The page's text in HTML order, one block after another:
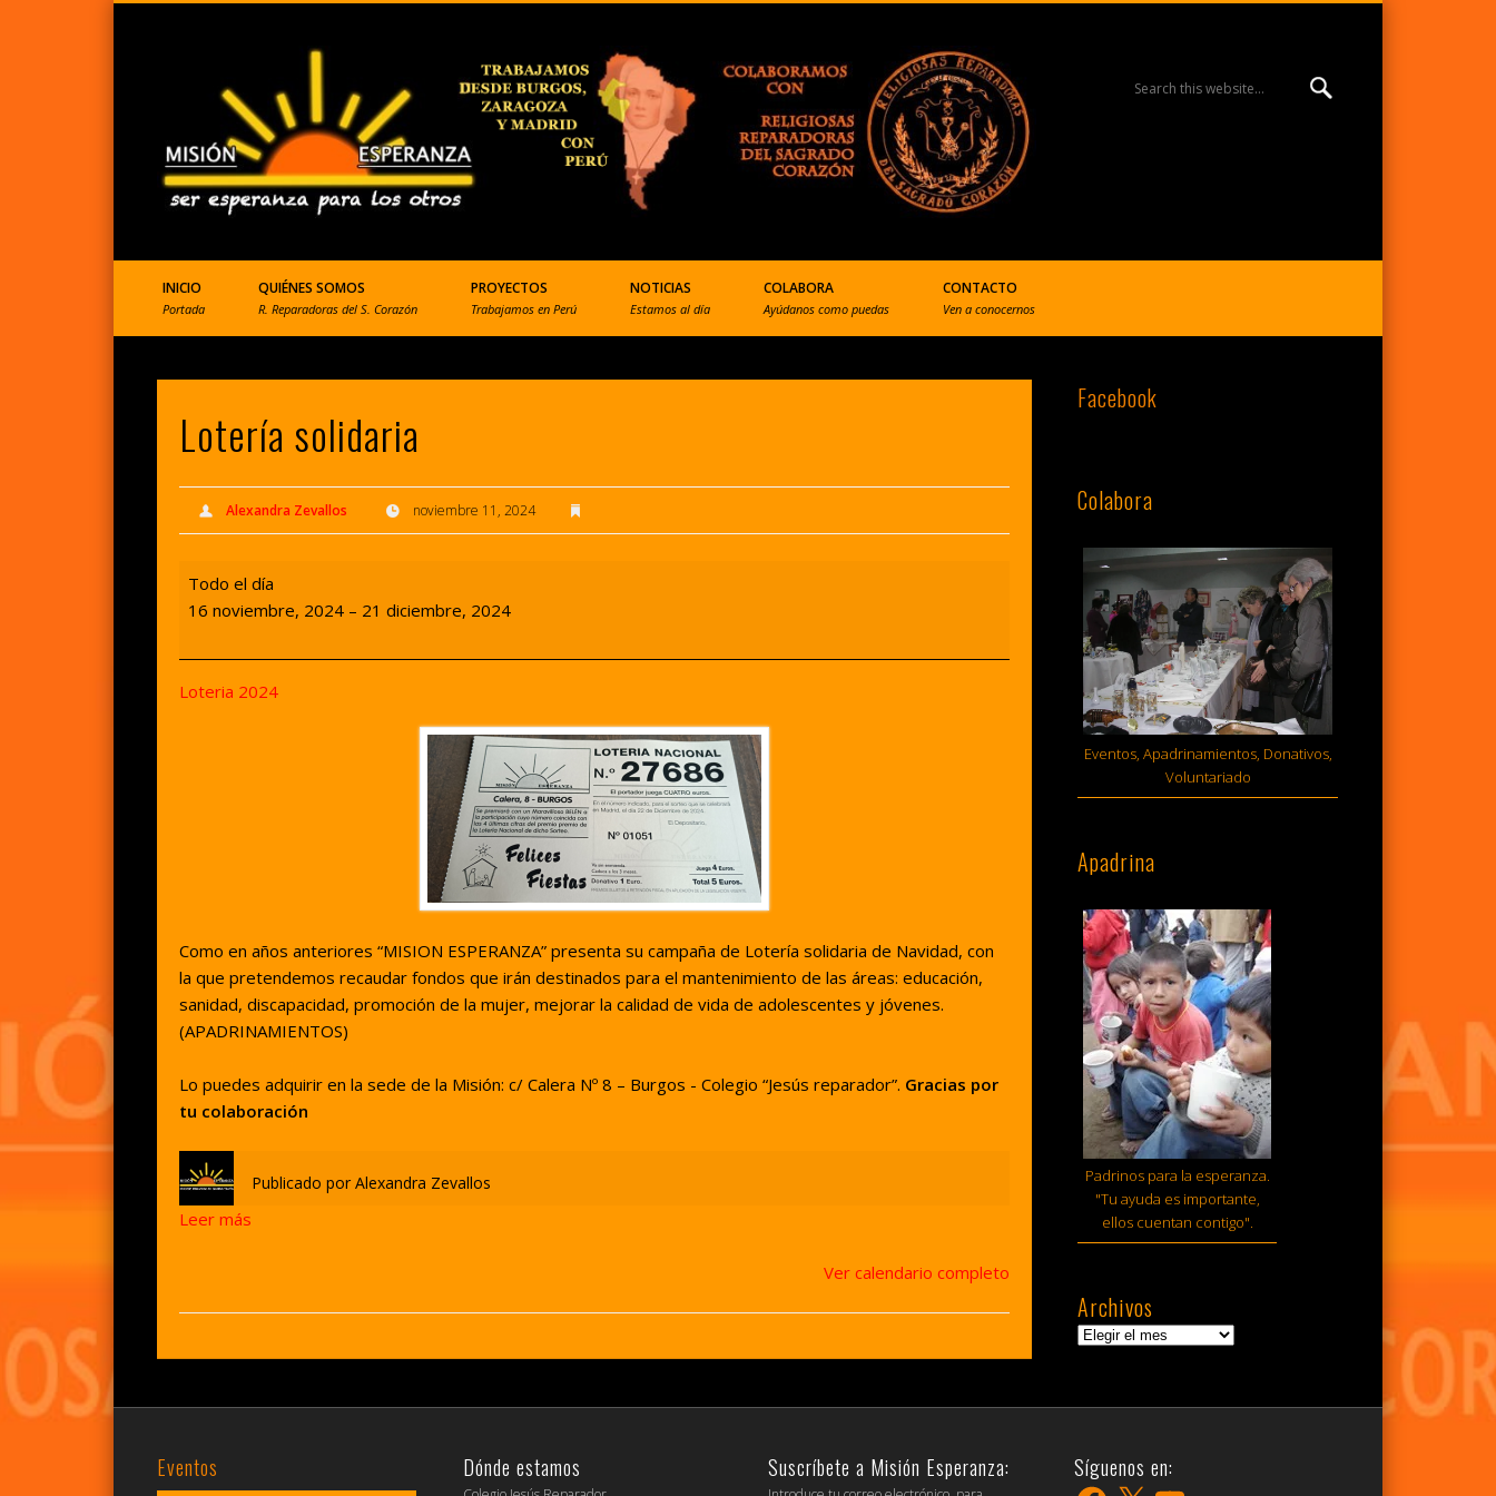
MISIÓN ESPERANZA
BURGOS | R. Reparadoras
del S. Corazón
ONGD que ayuda a Perú
INICIO
Portada
QUIÉNES SOMOS
R. Reparadoras del S. Corazón
PROYECTOS
Trabajamos en Perú
NOTICIAS
Estamos al día
COLABORA
Ayúdanos como puedas
CONTACTO
Ven a conocernos
Lotería solidaria
Alexandra Zevallos noviembre 11, 2024
Lotería
solidaria
Todo el día
16 noviembre, 2024 – 21 diciembre, 2024
Loteria 2024
Como en años anteriores “MISION ESPERANZA” presenta su campaña de Lotería solidaria de Navidad, con
la que pretendemos recaudar fondos que irán destinados para el mantenimiento de las áreas: educación,
sanidad, discapacidad, promoción de la mujer, mejorar la calidad de vida de adolescentes y jóvenes.
(APADRINAMIENTOS)
Lo puedes adquirir en la sede de la Misión: c/ Calera Nº 8 – Burgos - Colegio “Jesús reparador”. Gracias por
tu colaboración
Publicado por Alexandra Zevallos
Leer más
Ver calendario completo
Facebook
Colabora
Eventos, Apadrinamientos, Donativos,
Voluntariado
Apadrina
Padrinos para la esperanza.
"Tu ayuda es importante,
ellos cuentan contigo".
Archivos
Archivos
Eventos Dónde estamos Suscríbete a Misión Esperanza: Síguenos en:
Facebook
X YouTube